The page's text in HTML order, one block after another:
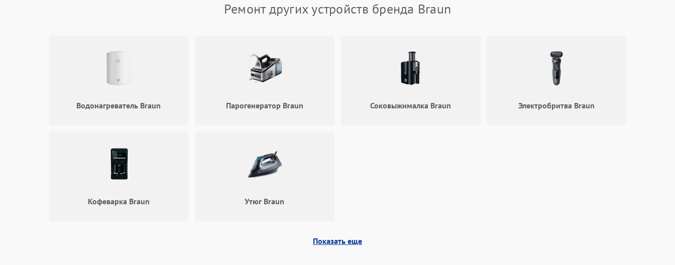
Поломка системы No Frost 60 мин 1 год
Сбой в работе инвертора 1 год Подробнее →
Проблемы с системой
автоматической разморозки
Ремонт других устройств бренда Braun
Водонагреватель Braun Парогенератор Braun Соковыжималка Braun Электробритва Braun
Кофеварка Braun Утюг Braun
Показать еще